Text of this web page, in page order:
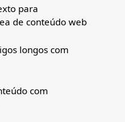
para
de conteúdo web
longos com
com